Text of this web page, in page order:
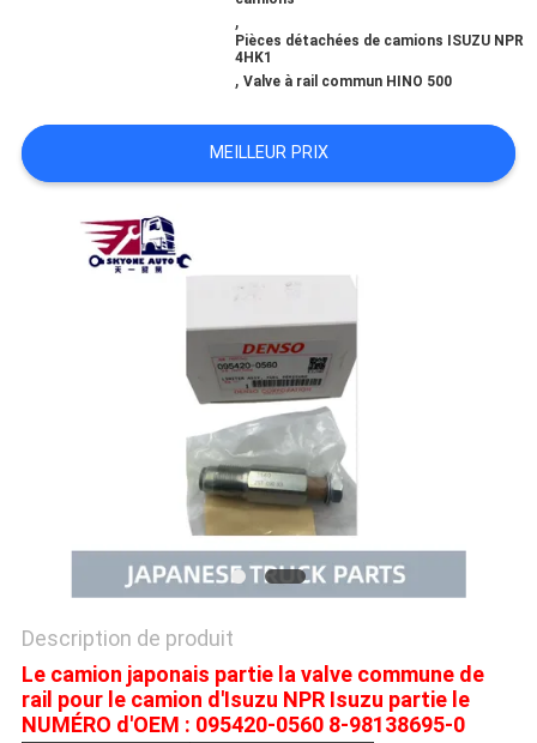
CITATION
PLAN
,
Pièces détachées de camions ISUZU NPR
4HK1
,Valve à rail commun HINO 500
MEILLEUR PRIX
Description de produit
Le camion japonais partie la valve commune de
rail pour le camion d'Isuzu NPR Isuzu partie le
NUMÉRO d'OEM : 095420-0560 8-98138695-0